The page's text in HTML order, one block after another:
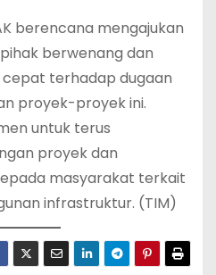
berencana mengajukan
berwenang dan
terhadap dugaan
proyek-proyek ini.
untuk terus
proyek dan
masyarakat terkait
infrastruktur. (TIM)